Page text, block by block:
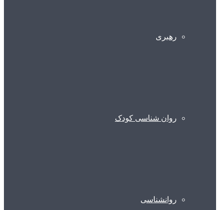
رهبری
روان شناسی کودک
روانشناسی